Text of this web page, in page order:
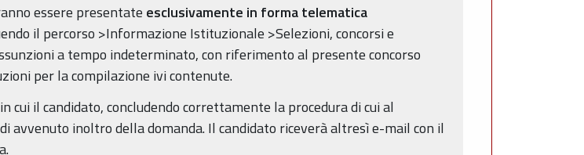
essere presentate esclusivamente in forma telematica
il percorso >Informazione Istituzionale >Selezioni, concorsi e
a tempo indeterminato, con riferimento al presente concorso
per la compilazione ivi contenute.
il candidato, concludendo correttamente la procedura di cui al
avvenuto inoltro della domanda. Il candidato riceverà altresì e-mail con il